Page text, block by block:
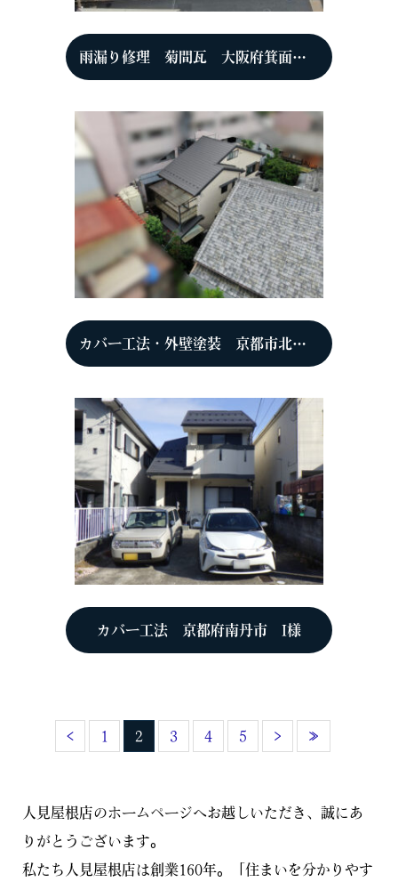
雨漏り修理 菊間瓦 大阪府箕面市 O様
カバー工法・外壁塗装 京都市北区 S様
カバー工法 京都府南丹市 I様
‹ 1 2 3 4 5 › »
人見屋根店のホームページへお越しいただき、誠にあ
りがとうございます。
私たち人見屋根店は創業160年。「住まいを分かりやす